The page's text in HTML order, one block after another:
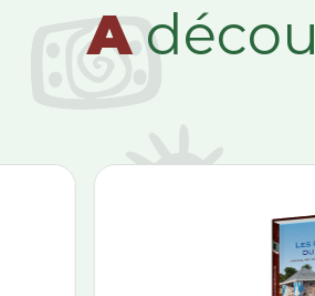
A